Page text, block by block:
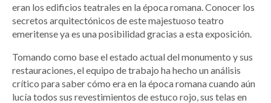
eran los edificios teatrales en la época romana. Conocer los
secretos arquitectónicos de este majestuoso teatro
emeritense ya es una posibilidad gracias a esta exposición.
Tomando como base el estado actual del monumento y sus
restauraciones, el equipo de trabajo ha hecho un análisis
crítico para saber cómo era en la época romana cuando aún
lucía todos sus revestimientos de estuco rojo, sus telas en